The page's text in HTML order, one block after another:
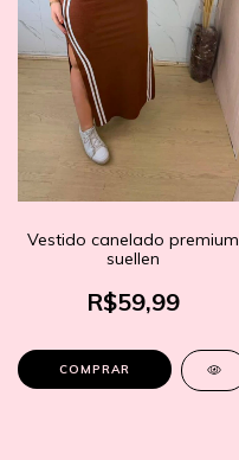
Vestido canelado premium
suellen
R$59,99
COMPRAR